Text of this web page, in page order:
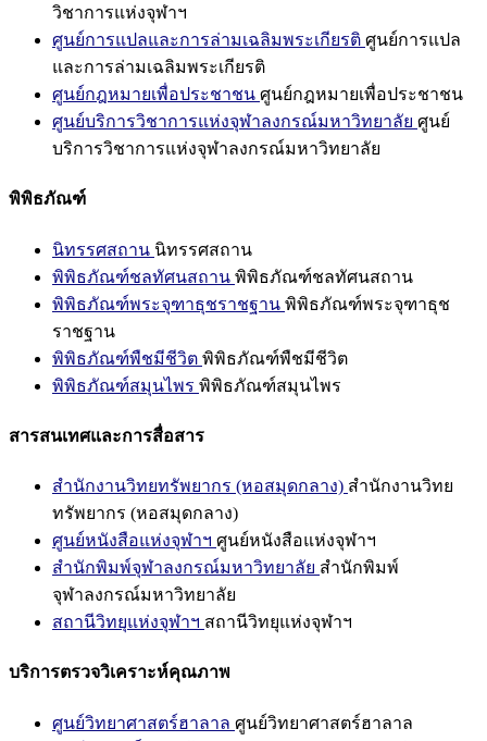
วิชาการแห่งจุฬาฯ
ศูนย์การแปลและการล่ามเฉลิมพระเกียรติ ศูนย์การแปล
และการล่ามเฉลิมพระเกียรติ
ศูนย์กฎหมายเพื่อประชาชน ศูนย์กฎหมายเพื่อประชาชน
ศูนย์บริการวิชาการแห่งจุฬาลงกรณ์มหาวิทยาลัย ศูนย์
บริการวิชาการแห่งจุฬาลงกรณ์มหาวิทยาลัย
พิพิธภัณฑ์
นิทรรศสถาน นิทรรศสถาน
พิพิธภัณฑ์ชลทัศนสถาน พิพิธภัณฑ์ชลทัศนสถาน
พิพิธภัณฑ์พระจุฑาธุชราชฐาน พิพิธภัณฑ์พระจุฑาธุช
ราชฐาน
พิพิธภัณฑ์พืชมีชีวิต พิพิธภัณฑ์พืชมีชีวิต
พิพิธภัณฑ์สมุนไพร พิพิธภัณฑ์สมุนไพร
สารสนเทศและการสื่อสาร
สำนักงานวิทยทรัพยากร (หอสมุดกลาง) สำนักงานวิทย
ทรัพยากร (หอสมุดกลาง)
ศูนย์หนังสือแห่งจุฬาฯ ศูนย์หนังสือแห่งจุฬาฯ
สำนักพิมพ์จุฬาลงกรณ์มหาวิทยาลัย สำนักพิมพ์
จุฬาลงกรณ์มหาวิทยาลัย
สถานีวิทยุแห่งจุฬาฯ สถานีวิทยุแห่งจุฬาฯ
บริการตรวจวิเคราะห์คุณภาพ
ศูนย์วิทยาศาสตร์ฮาลาล ศูนย์วิทยาศาสตร์ฮาลาล